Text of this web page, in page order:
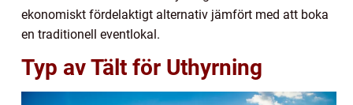
ekonomiskt fördelaktigt alternativ jämfört med att boka
en traditionell eventlokal.
Typ av Tält för Uthyrning